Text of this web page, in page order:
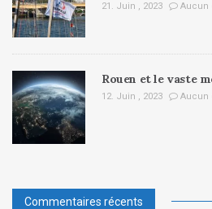
21. Juin , 2023 Aucun
Rouen et le vaste
12. Juin , 2023 Aucun
Commentaires récents